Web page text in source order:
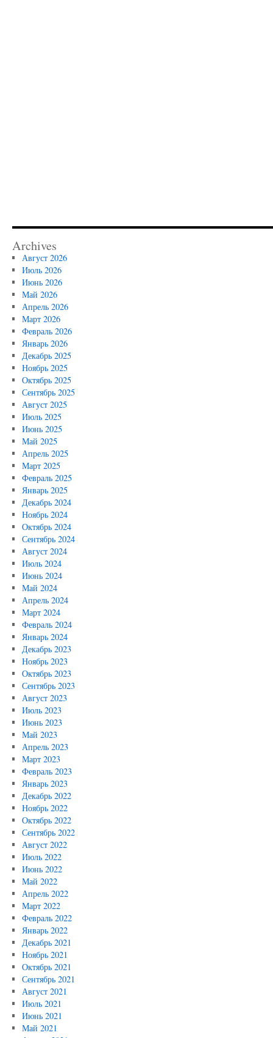
Archives
Август 2026
Июль 2026
Июнь 2026
Май 2026
Апрель 2026
Март 2026
Февраль 2026
Январь 2026
Декабрь 2025
Ноябрь 2025
Октябрь 2025
Сентябрь 2025
Август 2025
Июль 2025
Июнь 2025
Май 2025
Апрель 2025
Март 2025
Февраль 2025
Январь 2025
Декабрь 2024
Ноябрь 2024
Октябрь 2024
Сентябрь 2024
Август 2024
Июль 2024
Июнь 2024
Май 2024
Апрель 2024
Март 2024
Февраль 2024
Январь 2024
Декабрь 2023
Ноябрь 2023
Октябрь 2023
Сентябрь 2023
Август 2023
Июль 2023
Июнь 2023
Май 2023
Апрель 2023
Март 2023
Февраль 2023
Январь 2023
Декабрь 2022
Ноябрь 2022
Октябрь 2022
Сентябрь 2022
Август 2022
Июль 2022
Июнь 2022
Май 2022
Апрель 2022
Март 2022
Февраль 2022
Январь 2022
Декабрь 2021
Ноябрь 2021
Октябрь 2021
Сентябрь 2021
Август 2021
Июль 2021
Июнь 2021
Май 2021